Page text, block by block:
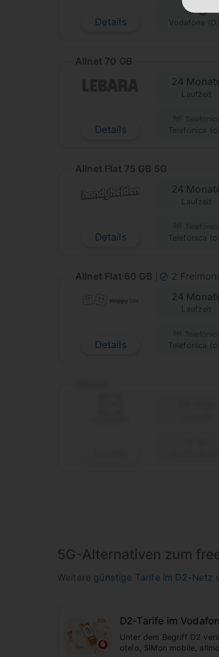
Details Vodafone
Allnet 70 GB
Details
24
Laufzeit
Telefónica
Allnet Flat 75 GB 5G
Details
24
Laufzeit
Telefónica
Allnet Flat 60 GB 2
Details
24
Laufzeit
Telefónica
5G-Alternativen zum
Weitere günstige Tarife im D2-Netz
D2-Tarife im
Unter dem Begriff D2
otelo, SIMon mobile,